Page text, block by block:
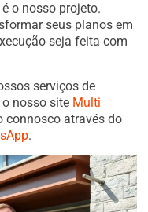
o nosso projeto.
seus planos em
seja feita com
serviços de
nosso site Multi
connosco através do
.